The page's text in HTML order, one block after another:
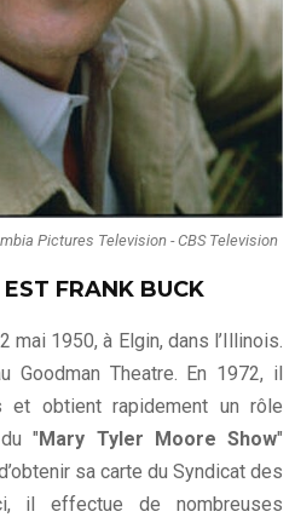
Pictures Television - CBS Television
FRANK BUCK
1950, à Elgin, dans l’Illinois.
Goodman Theatre. En 1972, il
et obtient rapidement un rôle
"Mary Tyler Moore Show"
sa carte du Syndicat des
il effectue de nombreuses